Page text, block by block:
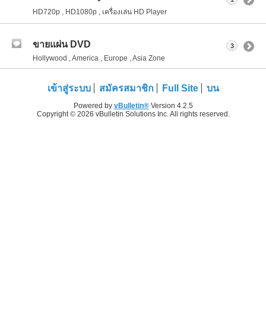
HD720p , HD1080p , เครื่องเล่น HD Player
ขายแผ่น DVD
Hollywood , America , Europe , Asia Zone
3
เข้าสู่ระบบ สมัครสมาชิก Full Site บน
Powered by vBulletin®Version 4.2.5
Copyright © 2026 vBulletin Solutions Inc. All rights reserved.